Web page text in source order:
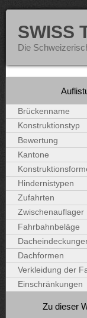
SWISS
Die
Brückenname
Konstruktionstyp
Bewertung
Kantone
Hindernistypen
Zufahrten
Zwischenauflager
Fahrbahnbeläge
Dachformen
Verkleidung der
Einschränkungen
Zu dieser